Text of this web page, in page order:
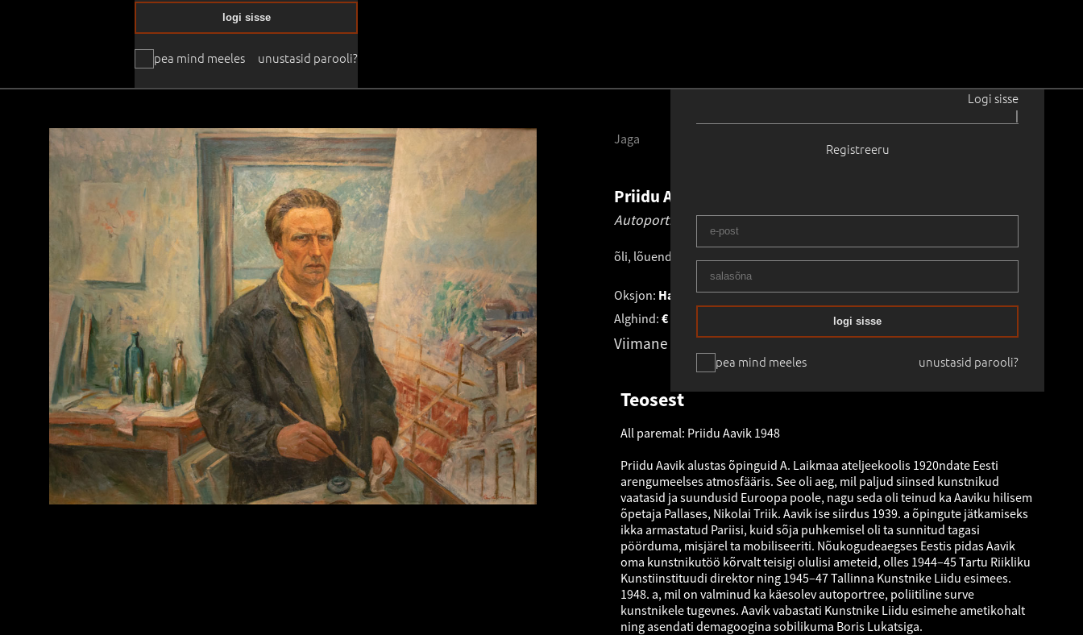
Logi sisse
|
Registreeru
pea mind meeles
logi sisse
unustasid parooli?
pea mind meeles
logi sisse
unustasid parooli?
Priidu Aavik
Autoportree. 1948
õli, lõuend 114.0 × 146.0 cmRaamitud
Oksjon: Haus Galerii kevadoksjon 201925.04.2019
Alghind: €
Viimane pakkumine:-
Teosest
All paremal: Priidu Aavik 1948
Priidu Aavik alustas õpinguid A. Laikmaa ateljeekoolis 1920ndate Eesti
arengumeelses atmosfääris. See oli aeg, mil paljud siinsed kunstnikud
vaatasid ja suundusid Euroopa poole, nagu seda oli teinud ka Aaviku hilisem
õpetaja Pallases, Nikolai Triik. Aavik ise siirdus 1939. a õpingute jätkamiseks
ikka armastatud Pariisi, kuid sõja puhkemisel oli ta sunnitud tagasi
pöörduma, misjärel ta mobiliseeriti. Nõukogudeaegses Eestis pidas Aavik
oma kunstnikutöö kõrvalt teisigi olulisi ameteid, olles 1944–45 Tartu Riikliku
Kunstiinstituudi direktor ning 1945–47 Tallinna Kunstnike Liidu esimees.
1948. a, mil on valminud ka käesolev autoportree, poliitiline surve
kunstnikele tugevnes. Aavik vabastati Kunstnike Liidu esimehe ametikohalt
ning asendati demagoogina sobilikuma Boris Lukatsiga.
Jaga